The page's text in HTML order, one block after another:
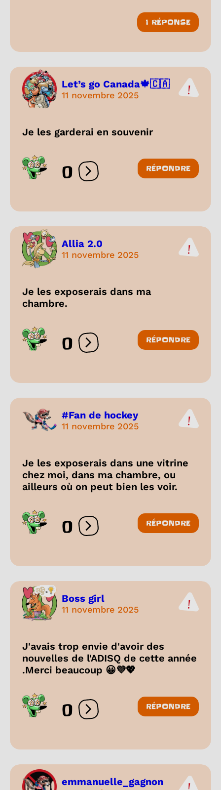
1 RÉPONSE
Let’s go Canada🍁🇨🇦
11 novembre 2025
Je les garderai en souvenir
0 Ouvrir les réactions
RÉPONDRE
Allia 2.0
11 novembre 2025
Je les exposerais dans ma
chambre.
0 Ouvrir les réactions
RÉPONDRE
#Fan de hockey
11 novembre 2025
Je les exposerais dans une vitrine
chez moi, dans ma chambre, ou
ailleurs où on peut bien les voir.
0 Ouvrir les réactions
RÉPONDRE
Boss girl
11 novembre 2025
J'avais trop envie d'avoir des
nouvelles de l'ADISQ de cette année
.Merci beaucoup 😀💜💖
0 Ouvrir les réactions
RÉPONDRE
emmanuelle_gagnon